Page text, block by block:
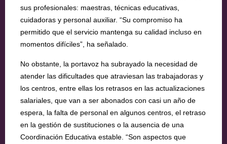
sus profesionales: maestras, técnicas educativas,
cuidadoras y personal auxiliar. “Su compromiso ha
permitido que el servicio mantenga su calidad incluso en
momentos difíciles”, ha señalado.
No obstante, la portavoz ha subrayado la necesidad de
atender las dificultades que atraviesan las trabajadoras y
los centros, entre ellas los retrasos en las actualizaciones
salariales, que van a ser abonados con casi un año de
espera, la falta de personal en algunos centros, el retraso
en la gestión de sustituciones o la ausencia de una
Coordinación Educativa estable. “Son aspectos que